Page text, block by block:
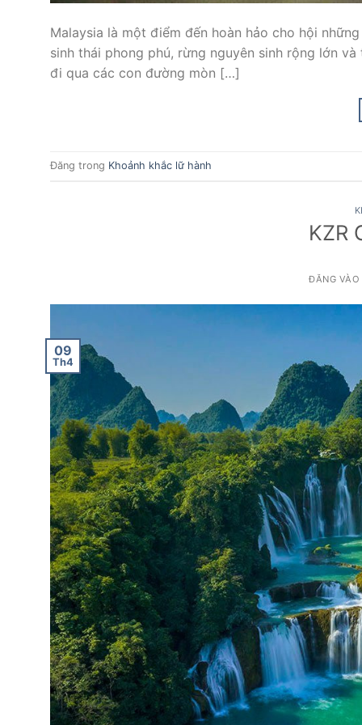
Malaysia là một điểm đến hoàn hảo cho hội
sinh thái phong phú, rừng nguyên sinh rộng lớn
đi qua các con đường mòn […]
Đăng trong Khoảnh khắc lữ hành
KZR
ĐĂNG
09
Th4